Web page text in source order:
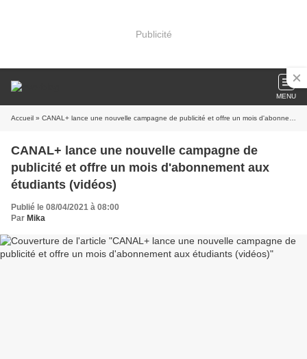
Publicité
MENU
Accueil » CANAL+ lance une nouvelle campagne de publicité et offre un mois d'abonnement aux étudiants (vidéos)
CANAL+ lance une nouvelle campagne de
publicité et offre un mois d'abonnement aux
étudiants (vidéos)
Publié le 08/04/2021 à 08:00
Par Mika